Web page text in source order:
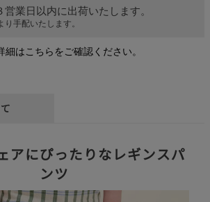
営業日以内に出荷いたします。
り手配いたします。
細はこちらをご確認ください。
アにぴったりなレギンスパ
ンツ